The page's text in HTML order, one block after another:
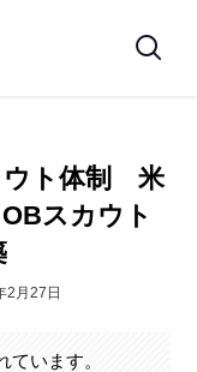
ウト体制 米
スカウト
2月27日
います。